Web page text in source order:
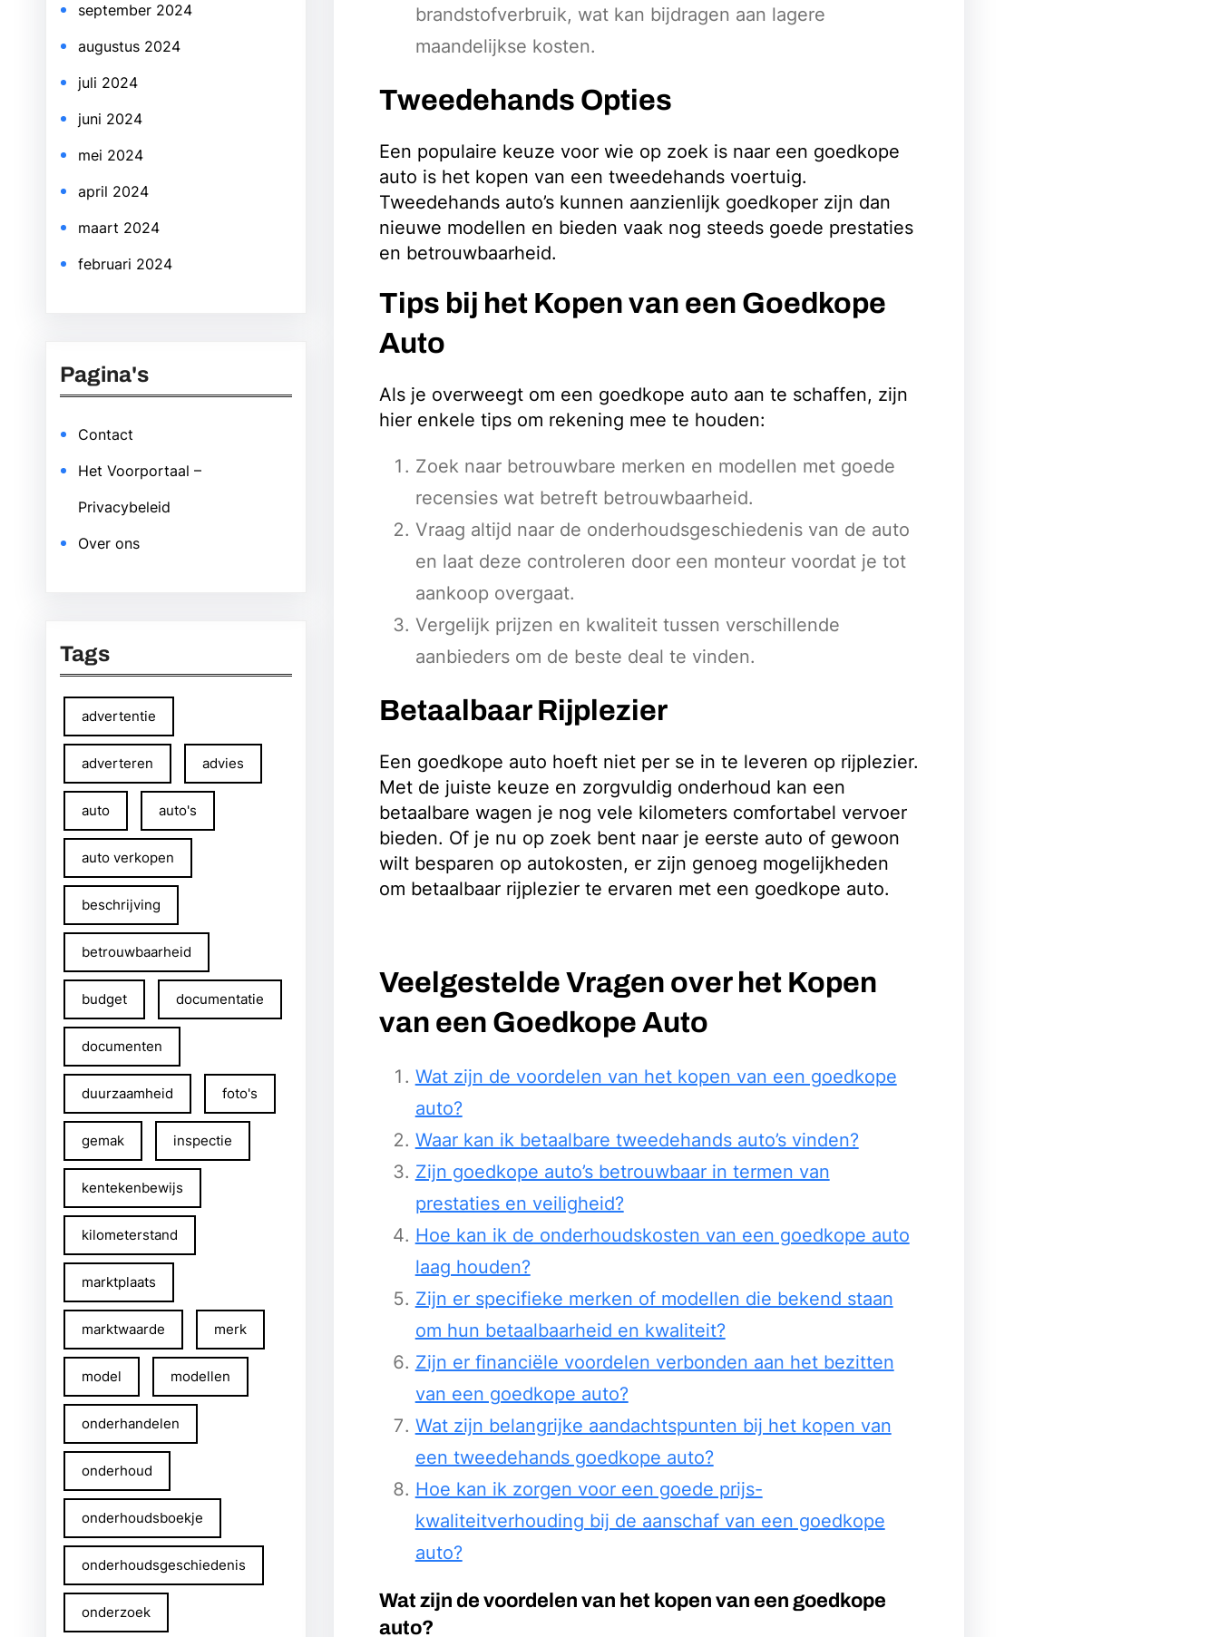
september 2024
augustus 2024
juli 2024
juni 2024
mei 2024
april 2024
maart 2024
februari 2024
Pagina's
Contact
Het Voorportaal –
Privacybeleid
Over ons
Tags
advertentie
adverteren advies
auto auto's
auto verkopen
beschrijving
betrouwbaarheid
budget documentatie
documenten
duurzaamheid foto's
gemak inspectie
kentekenbewijs
kilometerstand
marktplaats
marktwaarde merk
model modellen
onderhandelen
onderhoud
onderhoudsboekje
onderhoudsgeschiedenis
onderzoek
brandstofverbruik, wat kan bijdragen aan lagere
maandelijkse kosten.
Tweedehands Opties
Een populaire keuze voor wie op zoek is naar een goedkope
auto is het kopen van een tweedehands voertuig.
Tweedehands auto’s kunnen aanzienlijk goedkoper zijn dan
nieuwe modellen en bieden vaak nog steeds goede prestaties
en betrouwbaarheid.
Tips bij het Kopen van een Goedkope
Auto
Als je overweegt om een goedkope auto aan te schaffen, zijn
hier enkele tips om rekening mee te houden:
Zoek naar betrouwbare merken en modellen met goede
recensies wat betreft betrouwbaarheid.
Vraag altijd naar de onderhoudsgeschiedenis van de auto
en laat deze controleren door een monteur voordat je tot
aankoop overgaat.
Vergelijk prijzen en kwaliteit tussen verschillende
aanbieders om de beste deal te vinden.
Betaalbaar Rijplezier
Een goedkope auto hoeft niet per se in te leveren op rijplezier.
Met de juiste keuze en zorgvuldig onderhoud kan een
betaalbare wagen je nog vele kilometers comfortabel vervoer
bieden. Of je nu op zoek bent naar je eerste auto of gewoon
wilt besparen op autokosten, er zijn genoeg mogelijkheden
om betaalbaar rijplezier te ervaren met een goedkope auto.
Veelgestelde Vragen over het Kopen
van een Goedkope Auto
Wat zijn de voordelen van het kopen van een goedkope
auto?
Waar kan ik betaalbare tweedehands auto’s vinden?
Zijn goedkope auto’s betrouwbaar in termen van
prestaties en veiligheid?
Hoe kan ik de onderhoudskosten van een goedkope auto
laag houden?
Zijn er specifieke merken of modellen die bekend staan
om hun betaalbaarheid en kwaliteit?
Zijn er financiële voordelen verbonden aan het bezitten
van een goedkope auto?
Wat zijn belangrijke aandachtspunten bij het kopen van
een tweedehands goedkope auto?
Hoe kan ik zorgen voor een goede prijs-
kwaliteitverhouding bij de aanschaf van een goedkope
auto?
Wat zijn de voordelen van het kopen van een goedkope
auto?